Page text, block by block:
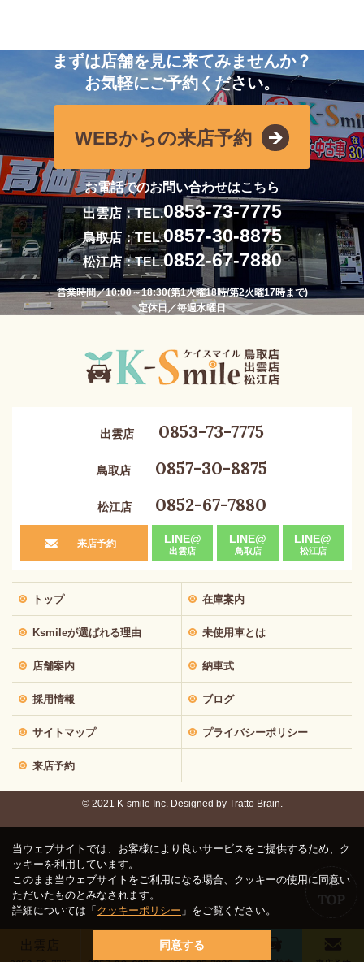
まずは店舗を見に来てみませんか？
お気軽にご予約ください。
WEBからの来店予約
お電話でのお問い合わせはこちら
出雲店：TEL.0853-73-7775
鳥取店：TEL.0857-30-8875
松江店：TEL.0852-67-7880
営業時間／10:00～18:30(第1火曜18時/第2火曜17時まで)
定休日／毎週水曜日
出雲店 松江店
出雲店 0853-73-7775
鳥取店 0857-30-8875
松江店 0852-67-7880
来店予約 LINE@
出雲店
LINE@
鳥取店
LINE@
松江店
トップ 在庫案内
Ksmileが選ばれる理由 未使用車とは
店舗案内 納車式
採用情報 ブログ
サイトマップ プライバシーポリシー
来店予約
© 2021 K-smile Inc. Designed by Tratto Brain.
当ウェブサイトでは、お客様により良いサービスをご提供するため、ク
ッキーを利用しています。
このまま当ウェブサイトをご利用になる場合、クッキーの使用に同意い
ただいたものとみなされます。
詳細については「クッキーポリシー 」をご覧ください。
同意する